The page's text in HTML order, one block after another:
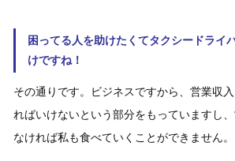
困ってる人を助けたくてタクシードライ
けですね！
その通りです。ビジネスですから、営業収
ればいけないという部分をもっていますし
なければ私も食べていくことができません。